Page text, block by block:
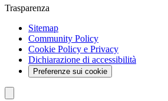
Trasparenza
Sitemap
Community Policy
Cookie Policy e Privacy
Dichiarazione di accessibilità
Preferenze sui cookie